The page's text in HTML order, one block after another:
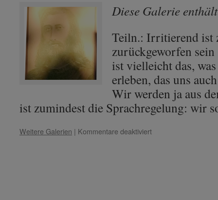
–
Teil
Diese Galerie
Teiln.: Irritierend ist
zurückgeworfen
ist vielleicht das,
erleben, das uns
Wir werden ja aus
ist zumindest die Sprachregelung:
Weitere Galerien | Kommentare deaktiviertfür